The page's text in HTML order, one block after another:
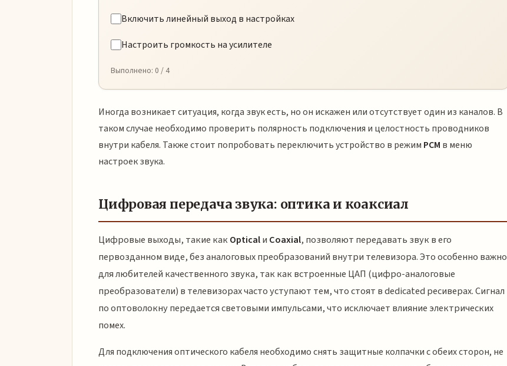
Включить линейный выход в настройках
Настроить громкость на усилителе
Выполнено: 0 / 4
Иногда возникает ситуация, когда звук есть, но он искажен или отсутствует один из каналов. В
таком случае необходимо проверить полярность подключения и целостность проводников
внутри кабеля. Также стоит попробовать переключить устройство в режим PCM в меню
настроек звука.
Цифровая передача звука: оптика и коаксиал
Цифровые выходы, такие как Opticalи Coaxial, позволяют передавать звук в его
первозданном виде, без аналоговых преобразований внутри телевизора. Это особенно важно
для любителей качественного звука, так как встроенные ЦАП (цифро-аналоговые
преобразователи) в телевизорах часто уступают тем, что стоят в dedicated ресиверах. Сигнал
по оптоволокну передается световыми импульсами, что исключает влияние электрических
помех.
Для подключения оптического кабеля необходимо снять защитные колпачки с обеих сторон, не